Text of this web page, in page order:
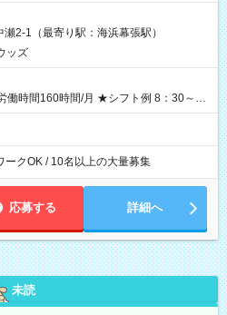
2-1（最寄り駅：海浜幕張駅）
ッズ
時間/月 ★シフト例 8：30～
ークOK / 10名以上の大量募集
応募する 詳細へ
未読